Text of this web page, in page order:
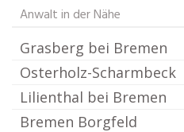
Anwalt in der Nähe
Grasberg bei Bremen
Osterholz-Scharmbeck
Lilienthal bei Bremen
Bremen Borgfeld